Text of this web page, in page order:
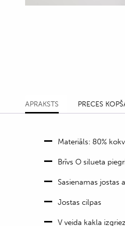
APRAKSTS PRECES
Materiāls: 80%
Brīvs O silueta
Sasienamas jostas
Jostas cilpas
V veida kakla